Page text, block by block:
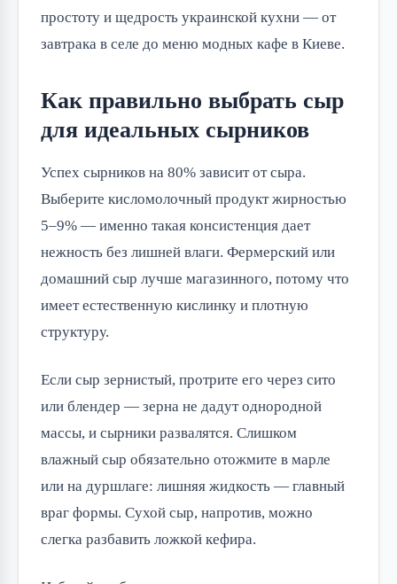
простоту и щедрость украинской кухни — от
завтрака в селе до меню модных кафе в Киеве.
Как правильно выбрать сыр
для идеальных сырников
Успех сырников на 80% зависит от сыра.
Выберите кисломолочный продукт жирностью
5–9% — именно такая консистенция дает
нежность без лишней влаги. Фермерский или
домашний сыр лучше магазинного, потому что
имеет естественную кислинку и плотную
структуру.
Если сыр зернистый, протрите его через сито
или блендер — зерна не дадут однородной
массы, и сырники развалятся. Слишком
влажный сыр обязательно отожмите в марле
или на дуршлаге: лишняя жидкость — главный
враг формы. Сухой сыр, напротив, можно
слегка разбавить ложкой кефира.